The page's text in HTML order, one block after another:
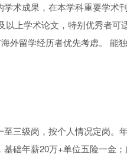
术成果，在本学科重要学术
以上学术论文，特别优秀者
外留学经历者优先考虑。 能
三级岗，按个人情况定岗。
础年薪20万+单位五险一金